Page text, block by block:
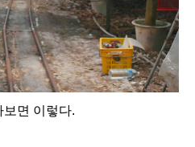
보면 이렇다.